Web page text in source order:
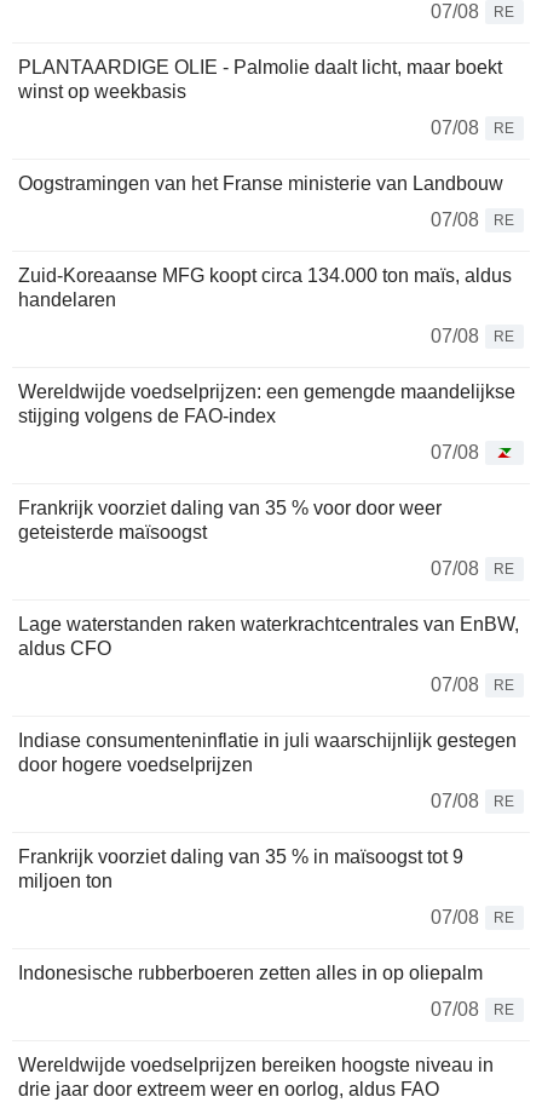
07/08 RE
PLANTAARDIGE OLIE - Palmolie daalt licht, maar boekt
winst op weekbasis
07/08
RE
Oogstramingen van het Franse ministerie van Landbouw
07/08
RE
Zuid-Koreaanse MFG koopt circa 134.000 ton maïs, aldus
handelaren
07/08
RE
Wereldwijde voedselprijzen: een gemengde maandelijkse
stijging volgens de FAO-index
07/08
Frankrijk voorziet daling van 35 % voor door weer
geteisterde maïsoogst
07/08
RE
Lage waterstanden raken waterkrachtcentrales van EnBW,
aldus CFO
07/08
RE
Indiase consumenteninflatie in juli waarschijnlijk gestegen
door hogere voedselprijzen
07/08
RE
Frankrijk voorziet daling van 35 % in maïsoogst tot 9
miljoen ton
07/08
RE
Indonesische rubberboeren zetten alles in op oliepalm
07/08
RE
Wereldwijde voedselprijzen bereiken hoogste niveau in
drie jaar door extreem weer en oorlog, aldus FAO